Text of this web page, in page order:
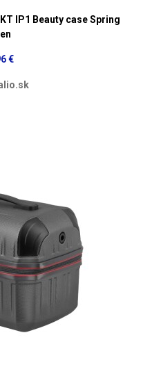
IP1 Beauty case Spring
€